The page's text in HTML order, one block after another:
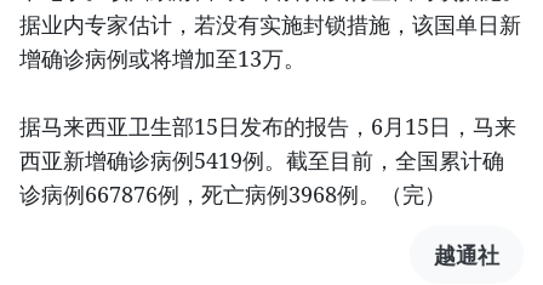
据业内专家估计，若没有实施封锁措施，该国单日新
增确诊病例或将增加至13万。
据马来西亚卫生部15日发布的报告，6月15日，马来
西亚新增确诊病例5419例。截至目前，全国累计确
诊病例667876例，死亡病例3968例。（完）
越通社